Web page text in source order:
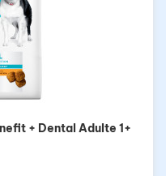
+ Dental Adulte 1+